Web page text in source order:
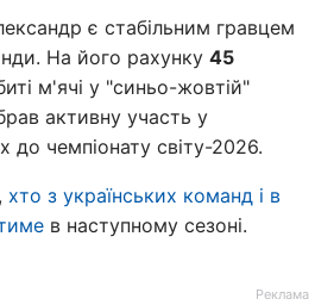
є стабільним гравцем
На його рахунку 45
м'ячі у "синьо-жовтій"
активну участь у
до чемпіонату світу-2026.
хто з українських команд і в
в наступному сезоні.